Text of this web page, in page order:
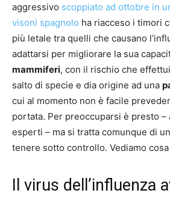
aggressivo scoppiato ad ottobre in
visoni spagnolo ha riacceso i timori
più letale tra quelli che causano
adattarsi per migliorare la sua
mammiferi, con il rischio che
salto di specie e dia origine ad una
cui al momento non è facile
portata. Per preoccuparsi è presto –
esperti – ma si tratta comunque di
tenere sotto controllo. Vediamo
Il virus dell’influenza